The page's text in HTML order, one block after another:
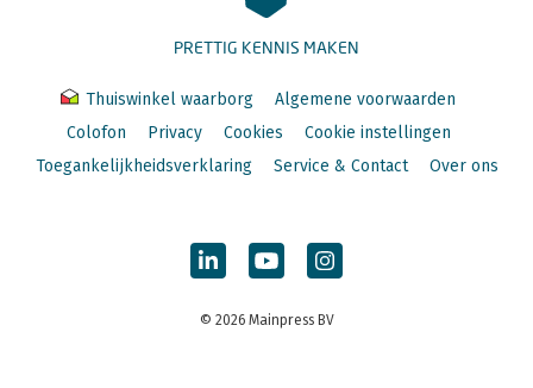
PRETTIG KENNIS MAKEN
Thuiswinkel waarborg
Algemene voorwaarden
Colofon
Privacy Cookies
Cookie instellingen
Toegankelijkheidsverklaring
Service & Contact Over ons
© 2026 Mainpress BV